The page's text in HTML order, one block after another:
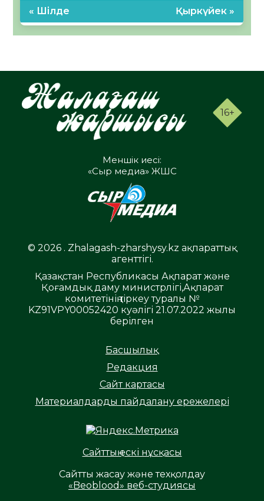
« Шілде Қыркүйек »
16+
Меншік иесі:
«Сыр медиа» ЖШС
© 2026 . Zhalagash-zharshysy.kz ақпараттық
агенттігі.
Қазақстан Республикасы Ақпарат және
Қоғамдық даму министрлігі,Ақпарат
комитетінің тіркеу туралы №
KZ91VPY00052420 куәлігі 21.07.2022 жылы
берілген
Басшылық
Редакция
Сайт картасы
Материалдарды пайдалану ережелері
Сайттың ескі нұсқасы
Сайтты жасау және техқолдау
«Beoblood» веб-студиясы